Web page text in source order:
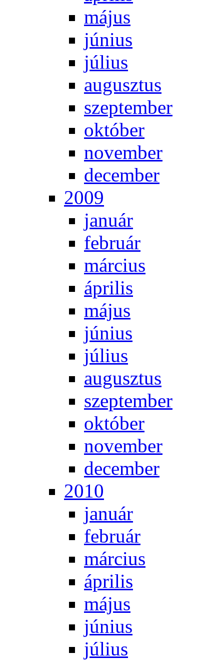
má­jus
jú­ni­us
jú­li­us
au­gusz­tus
szep­tem­ber
ok­tó­ber
no­vem­ber
de­cem­ber
2009
ja­nu­ár
feb­ru­ár
már­ci­us
áp­ri­lis
má­jus
jú­ni­us
jú­li­us
au­gusz­tus
szep­tem­ber
ok­tó­ber
no­vem­ber
de­cem­ber
2010
ja­nu­ár
feb­ru­ár
már­ci­us
áp­ri­lis
má­jus
jú­ni­us
jú­li­us